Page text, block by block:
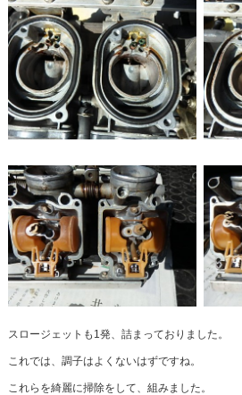
スロージェットも1発、詰まっておりました。
これでは、調子はよくないはずですね。
これらを綺麗に掃除をして、組みました。